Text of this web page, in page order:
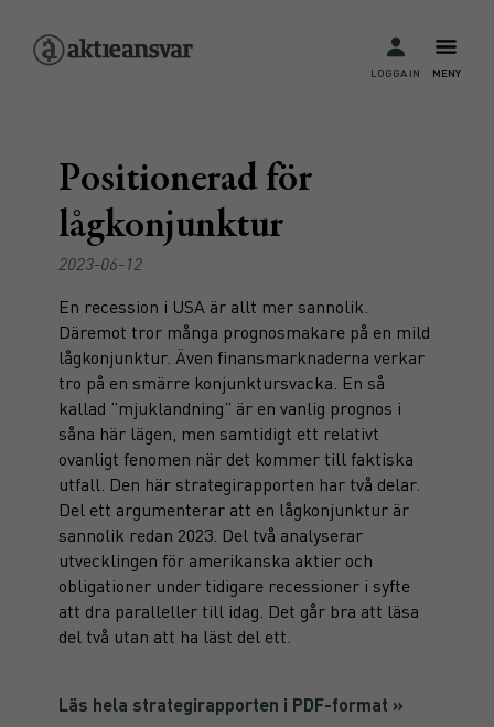
MENY
LOGGA IN
Positionerad för
lågkonjunktur
2023-06-12
En recession i USA är allt mer sannolik.
Däremot tror många prognosmakare på en mild
lågkonjunktur. Även finansmarknaderna verkar
tro på en smärre konjunktursvacka. En så
kallad ”mjuklandning” är en vanlig prognos i
såna här lägen, men samtidigt ett relativt
ovanligt fenomen när det kommer till faktiska
utfall. Den här strategirapporten har två delar.
Del ett argumenterar att en lågkonjunktur är
sannolik redan 2023. Del två analyserar
utvecklingen för amerikanska aktier och
obligationer under tidigare recessioner i syfte
att dra paralleller till idag. Det går bra att läsa
del två utan att ha läst del ett.
Läs hela strategirapporten i PDF-format »